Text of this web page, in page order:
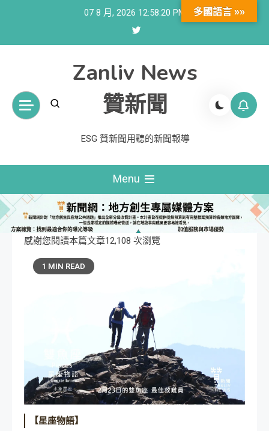
07 8 月, 2026 12:58:22 PM
Zanliv News
贊新聞
ESG 贊新聞用聽的新聞報導
Menu
感謝您閱讀本篇文章12,108 次瀏覽
1 MIN READ
【星座物語】
多國語言 »»